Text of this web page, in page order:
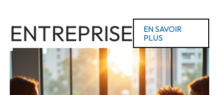
ENTREPRISE
EN SAVOIR
PLUS